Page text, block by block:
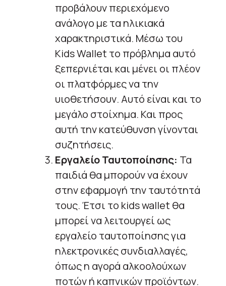
προβάλουν περιεχόμενο
ανάλογο με τα ηλικιακά
χαρακτηριστικά. Μέσω του
Kids Wallet το πρόβλημα αυτό
ξεπερνιέται και μένει οι πλέον
οι πλατφόρμες να την
υιοθετήσουν. Αυτό είναι και το
μεγάλο στοίχημα. Και προς
αυτή την κατεύθυνση γίνονται
συζητήσεις.
Εργαλείο Ταυτοποίησης: Τα
παιδιά θα μπορούν να έχουν
στην εφαρμογή την ταυτότητά
τους. Έτσι το kids wallet θα
μπορεί να λειτουργεί ως
εργαλείο ταυτοποίησης για
ηλεκτρονικές συνδιαλλαγές,
όπως η αγορά αλκοολούχων
ποτών ή καπνικών προϊόντων.